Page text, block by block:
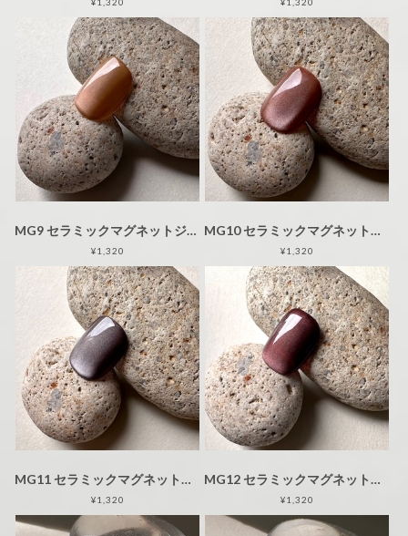
MG9 セラミックマグネットジェル 3g 【2024AW】
¥1,320
MG10 セラミックマグネットジェル 3g 【2024AW】
¥1,320
MG11 セラミックマグネットジェル 3g 【2024AW】
¥1,320
MG12 セラミックマグネットジェル 3g 【2024AW】
¥1,320